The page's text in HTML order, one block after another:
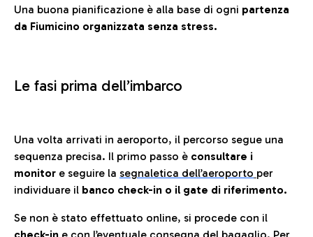
Una buona pianificazione è alla base di ogni partenza
da Fiumicino organizzata senza stress.
Le fasi prima dell’imbarco
Una volta arrivati in aeroporto, il percorso segue una
sequenza precisa. Il primo passo è consultare i
monitor e seguire la segnaletica dell’aeroporto per
individuare il banco check-in o il gate di riferimento.
Se non è stato effettuato online, si procede con il